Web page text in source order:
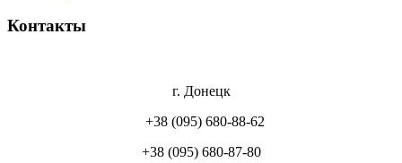
Контакты
г. Донецк
+38 (095) 680-88-62
+38 (095) 680-87-80